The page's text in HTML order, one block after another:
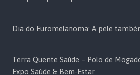
Dia do Euromelanoma: A pele
Terra Quente Saúde – Polo de
Expo Saúde & Bem-Estar